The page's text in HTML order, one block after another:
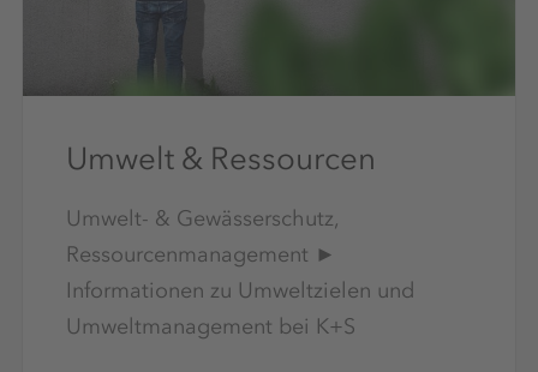
Umwelt & Ressourcen
Umwelt- & Gewässerschutz,
Ressourcenmanagement ►
Informationen zu Umweltzielen und
Umweltmanagement bei K+S